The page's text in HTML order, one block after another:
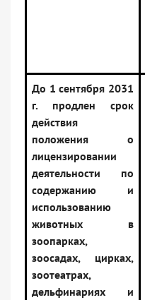
До 1 сентября 2031
г. продлен срок
действия
положения о
лицензировании
деятельности по
содержанию и
использованию
животных в
зоопарках,
зоосадах, цирках,
зоотеатрах,
дельфинариях и